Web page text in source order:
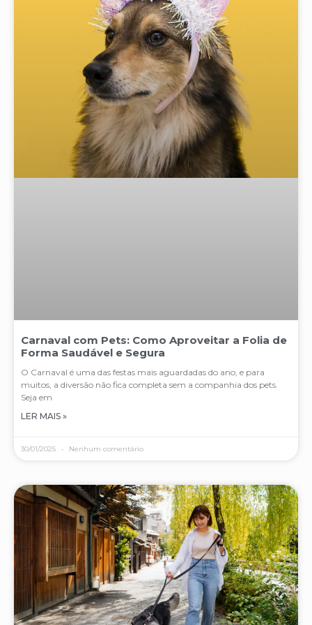
Carnaval com Pets: Como Aproveitar a Folia de
Forma Saudável e Segura
O Carnaval é uma das festas mais aguardadas do ano, e para
muitos, a diversão não fica completa sem a companhia dos pets.
Seja em
LER MAIS »
30/01/2025 Nenhum comentário